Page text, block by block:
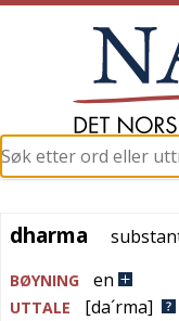
dharma
dharma
BØYNING en
UTTALE [da´rma]